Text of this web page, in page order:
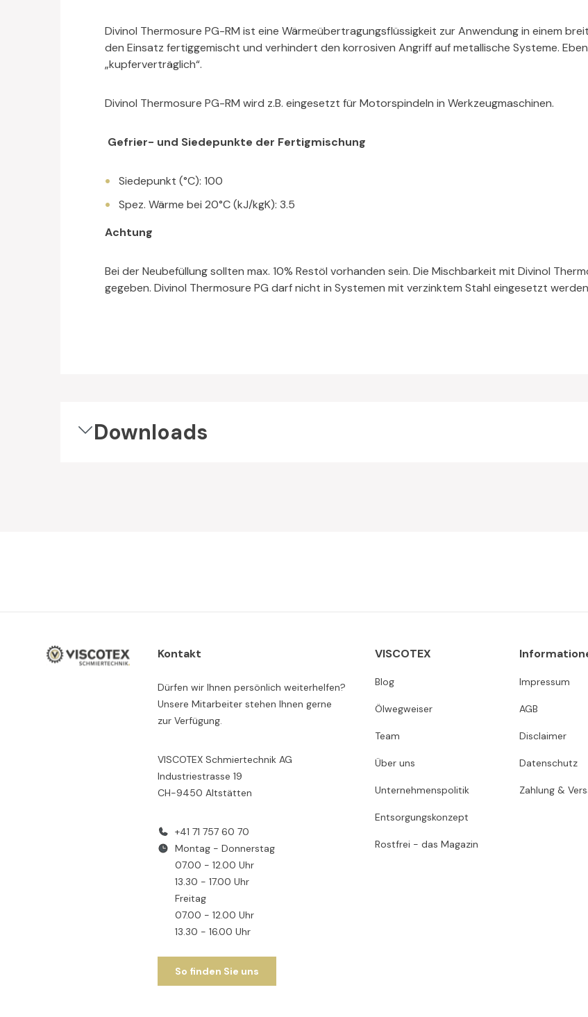
Divinol Thermosure PG-RM ist eine Wärmeübertragungsflüssigkeit zur Anwendung in einem
den Einsatz fertiggemischt und verhindert den korrosiven Angriff auf metallische Systeme.
„kupferverträglich“.
Divinol Thermosure PG-RM wird z.B. eingesetzt für Motorspindeln in Werkzeugmaschinen.
Gefrier- und Siedepunkte der Fertigmischung
Siedepunkt (°C): 100
Spez. Wärme bei 20°C (kJ/kgK): 3.5
Achtung
Bei der Neubefüllung sollten max. 10% Restöl vorhanden sein. Die Mischbarkeit mit Divinol
gegeben. Divinol Thermosure PG darf nicht in Systemen mit verzinktem Stahl eingesetzt
Downloads
Kontakt
Dürfen wir Ihnen persönlich weiterhelfen?
Unsere Mitarbeiter stehen Ihnen gerne
zur Verfügung.
VISCOTEX Schmiertechnik AG
Industriestrasse 19
CH-9450 Altstätten
+41 71 757 60 70
Montag - Donnerstag
07.00 - 12.00 Uhr
13.30 - 17.00 Uhr
Freitag
07.00 - 12.00 Uhr
13.30 - 16.00 Uhr
So finden Sie uns
VISCOTEX
Blog
Ölwegweiser
Team
Über uns
Unternehmenspolitik
Entsorgungskonzept
Rostfrei - das Magazin
Impressum
AGB
Disclaimer
Datenschutz
Zahlung &